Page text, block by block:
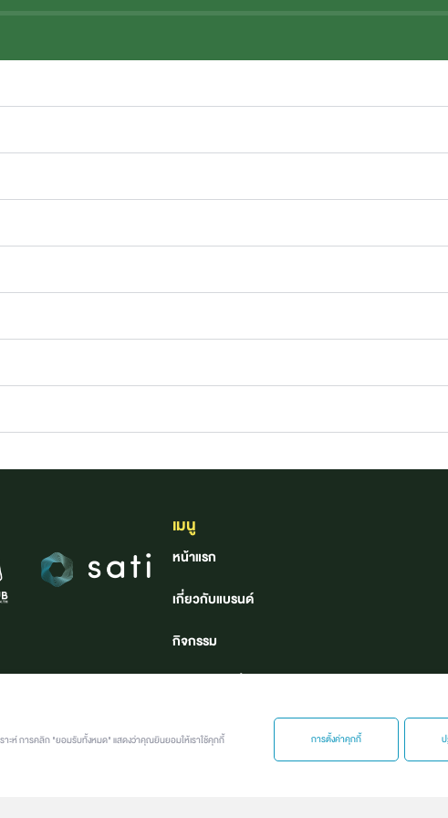
เมนู
หน้าแรก
เกี่ยวกับแบรนด์
กิจกรรม
าะห์ การคลิก "ยอมรับทั้งหมด" แสดงว่าคุณยินยอมให้เราใช้คุกกี้
การตั้งค่าคุกกี้